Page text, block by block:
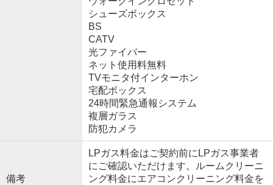
シューズボックス
BS
CATV
光ファイバー
ネット使用料無料
TVモニタ付インターホン
宅配ボックス
24時間緊急通報システム
複層ガラス
防犯カメラ
備考
LPガス料金はご契約前にLPガス事業者
にご確認いただけます。ルームクリーニ
ング料金にエアコンクリーニング料金を